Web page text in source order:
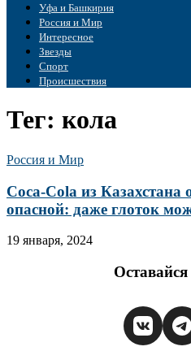
Уфа и Башкирия
Россия и Мир
Интересное
Звезды
Спорт
Происшествия
Тег: кола
Россия и Мир
Coca-Cola из Казахстана
опасной: даже глоток
19 января, 2024
Оставайся